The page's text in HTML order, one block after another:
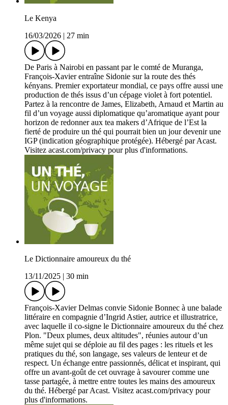
Le Kenya
16/03/2026
27 min
De Paris à Nairobi en passant par le comté de Muranga,
François-Xavier entraîne Sidonie sur la route des thés
kényans. Premier exportateur mondial, ce pays offre aussi une
production de thés issus d’un cépage violet à fort potentiel.
Partez à la rencontre de James, Elizabeth, Arnaud et Martin au
fil d’un voyage aussi diplomatique qu’aromatique ayant pour
horizon de redonner aux tea makers d’Afrique de l’Est la
fierté de produire un thé qui pourrait bien un jour devenir une
IGP (indication géographique protégée). Hébergé par Acast.
Visitez acast.com/privacy pour plus d'informations.
Le Dictionnaire amoureux du thé
13/11/2025
30 min
François-Xavier Delmas convie Sidonie Bonnec à une balade
littéraire en compagnie d’Ingrid Astier, autrice et illustratrice,
avec laquelle il co-signe le Dictionnaire amoureux du thé chez
Plon. "Deux plumes, deux altitudes", réunies autour d’un
même sujet qui se déploie au fil des pages : les rituels et les
pratiques du thé, son langage, ses valeurs de lenteur et de
respect. Un échange entre passionnés, délicat et inspirant, qui
offre un avant-goût de cet ouvrage à savourer comme une
tasse partagée, à mettre entre toutes les mains des amoureux
du thé. Hébergé par Acast. Visitez acast.com/privacy pour
plus d'informations.